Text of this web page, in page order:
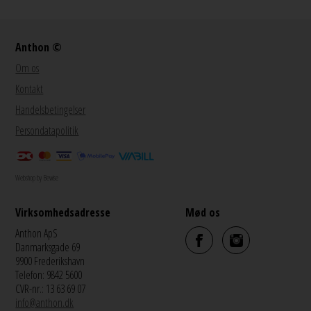
Anthon ©
Om os
Kontakt
Handelsbetingelser
Persondatapolitik
Webshop by Bewise
Virksomhedsadresse
Anthon ApS
Danmarksgade 69
9900 Frederikshavn
Telefon: 9842 5600
CVR-nr.: 13 63 69 07
info@anthon.dk
Mød os